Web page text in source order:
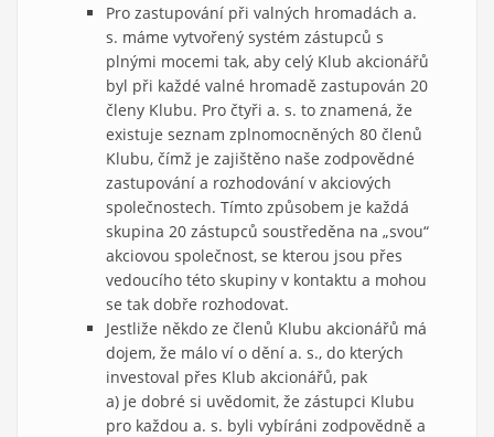
Pro zastupování při valných hromadách a.
s. máme vytvořený systém zástupců s
plnými mocemi tak, aby celý Klub akcionářů
byl při každé valné hromadě zastupován 20
členy Klubu. Pro čtyři a. s. to znamená, že
existuje seznam zplnomocněných 80 členů
Klubu, čímž je zajištěno naše zodpovědné
zastupování a rozhodování v akciových
společnostech. Tímto způsobem je každá
skupina 20 zástupců soustředěna na „svou“
akciovou společnost, se kterou jsou přes
vedoucího této skupiny v kontaktu a mohou
se tak dobře rozhodovat.
Jestliže někdo ze členů Klubu akcionářů má
dojem, že málo ví o dění a. s., do kterých
investoval přes Klub akcionářů, pak
a) je dobré si uvědomit, že zástupci Klubu
pro každou a. s. byli vybíráni zodpovědně a